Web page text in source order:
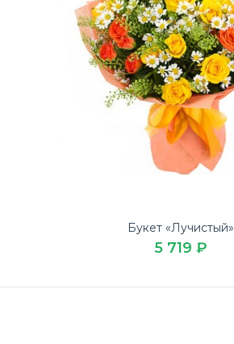
Букет «Лучистый»
5 719 ₽